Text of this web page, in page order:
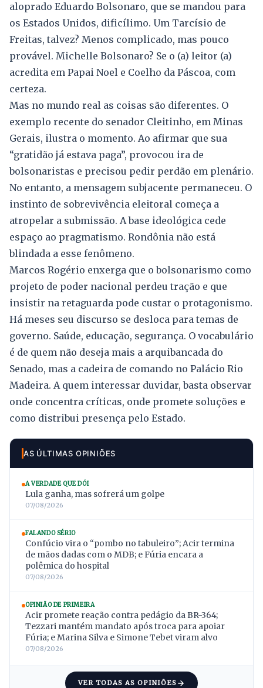
aloprado Eduardo Bolsonaro, que se mandou para
os Estados Unidos, dificílimo. Um Tarcísio de
Freitas, talvez? Menos complicado, mas pouco
provável. Michelle Bolsonaro? Se o (a) leitor (a)
acredita em Papai Noel e Coelho da Páscoa, com
certeza.
Mas no mundo real as coisas são diferentes. O
exemplo recente do senador Cleitinho, em Minas
Gerais, ilustra o momento. Ao afirmar que sua
“gratidão já estava paga”, provocou ira de
bolsonaristas e precisou pedir perdão em plenário.
No entanto, a mensagem subjacente permaneceu. O
instinto de sobrevivência eleitoral começa a
atropelar a submissão. A base ideológica cede
espaço ao pragmatismo. Rondônia não está
blindada a esse fenômeno.
Marcos Rogério enxerga que o bolsonarismo como
projeto de poder nacional perdeu tração e que
insistir na retaguarda pode custar o protagonismo.
Há meses seu discurso se desloca para temas de
governo. Saúde, educação, segurança. O vocabulário
é de quem não deseja mais a arquibancada do
Senado, mas a cadeira de comando no Palácio Rio
Madeira. A quem interessar duvidar, basta observar
onde concentra críticas, onde promete soluções e
como distribui presença pelo Estado.
AS ÚLTIMAS OPINIÕES
A VERDADE QUE DÓI
Lula ganha, mas sofrerá um golpe
07/08/2026
FALANDO SÉRIO
Confúcio vira o “pombo no tabuleiro”; Acir termina
de mãos dadas com o MDB; e Fúria encara a
polêmica do hospital
07/08/2026
OPINIÃO DE PRIMEIRA
Acir promete reação contra pedágio da BR-364;
Tezzari mantém mandato após troca para apoiar
Fúria; e Marina Silva e Simone Tebet viram alvo
07/08/2026
VER TODAS AS OPINIÕES